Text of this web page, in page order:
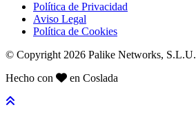
Política de Privacidad
Aviso Legal
Política de Cookies
© Copyright 2026 Palike Networks, S.L.U.
Hecho con
en Coslada